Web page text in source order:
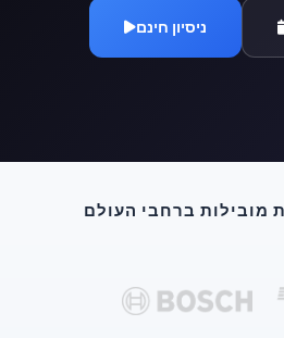
ניסיון חינם
מובילות ברחבי העולם